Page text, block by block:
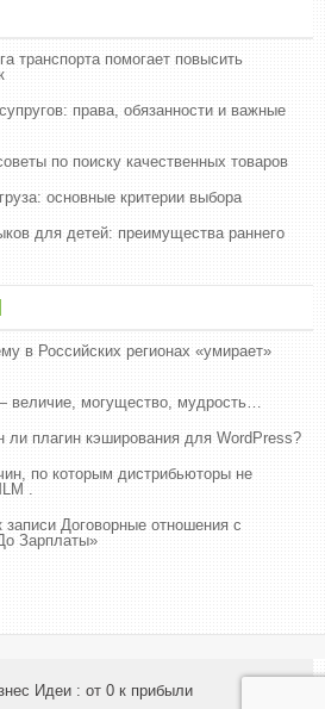
транспорта помогает повысить
права, обязанности и важные
по поиску качественных товаров
основные критерии выбора
для детей: преимущества раннего
в Российских регионах «умирает»
величие, могущество, мудрость…
ли плагин кэширования для WordPress?
по которым дистрибьюторы не
.
записи Договорные отношения с
Зарплаты»
Идеи : от 0 к прибыли